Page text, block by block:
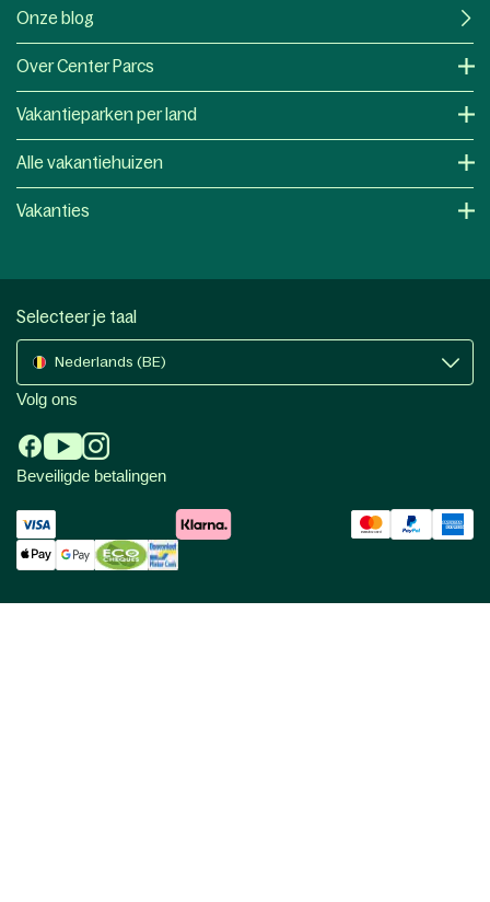
Onze blog
Over Center Parcs
Vakantieparken per land
Alle vakantiehuizen
Vakanties
Selecteer je taal
Nederlands (BE)
Volg ons
Beveiligde betalingen